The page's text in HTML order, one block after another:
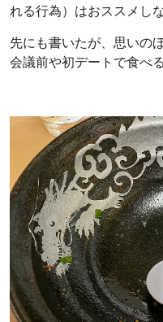
れる行為）はおススメし
先にも書いたが、思いの
会議前や初デートで食べ